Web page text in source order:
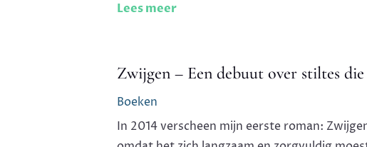
Lees meer
Zwijgen – Een debuut over stiltes
Boeken
In 2014 verscheen mijn eerste roman: